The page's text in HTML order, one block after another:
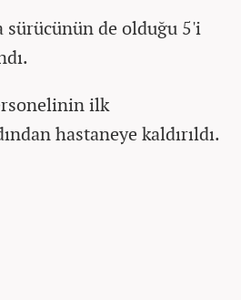
sürücünün de olduğu 5'i
ilk
hastaneye kaldırıldı.